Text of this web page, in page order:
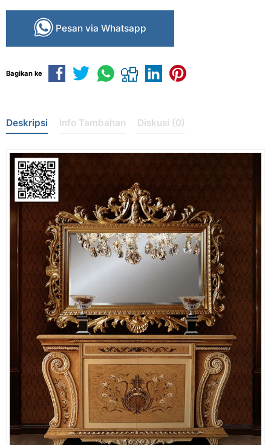
Pesan via Whatsapp
Bagikan ke
Deskripsi Info Tambahan Diskusi (0)